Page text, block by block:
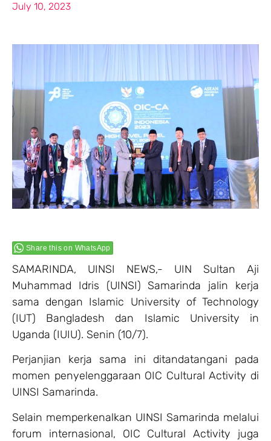
July 10, 2023
Share this on WhatsApp
SAMARINDA, UINSI NEWS,- UIN Sultan Aji
Muhammad Idris (UINSI) Samarinda jalin kerja
sama dengan Islamic University of Technology
(IUT) Bangladesh dan Islamic University in
Uganda (IUIU). Senin (10/7).
Perjanjian kerja sama ini ditandatangani pada
momen penyelenggaraan OIC Cultural Activity di
UINSI Samarinda.
Selain memperkenalkan UINSI Samarinda melalui
forum internasional, OIC Cultural Activity juga